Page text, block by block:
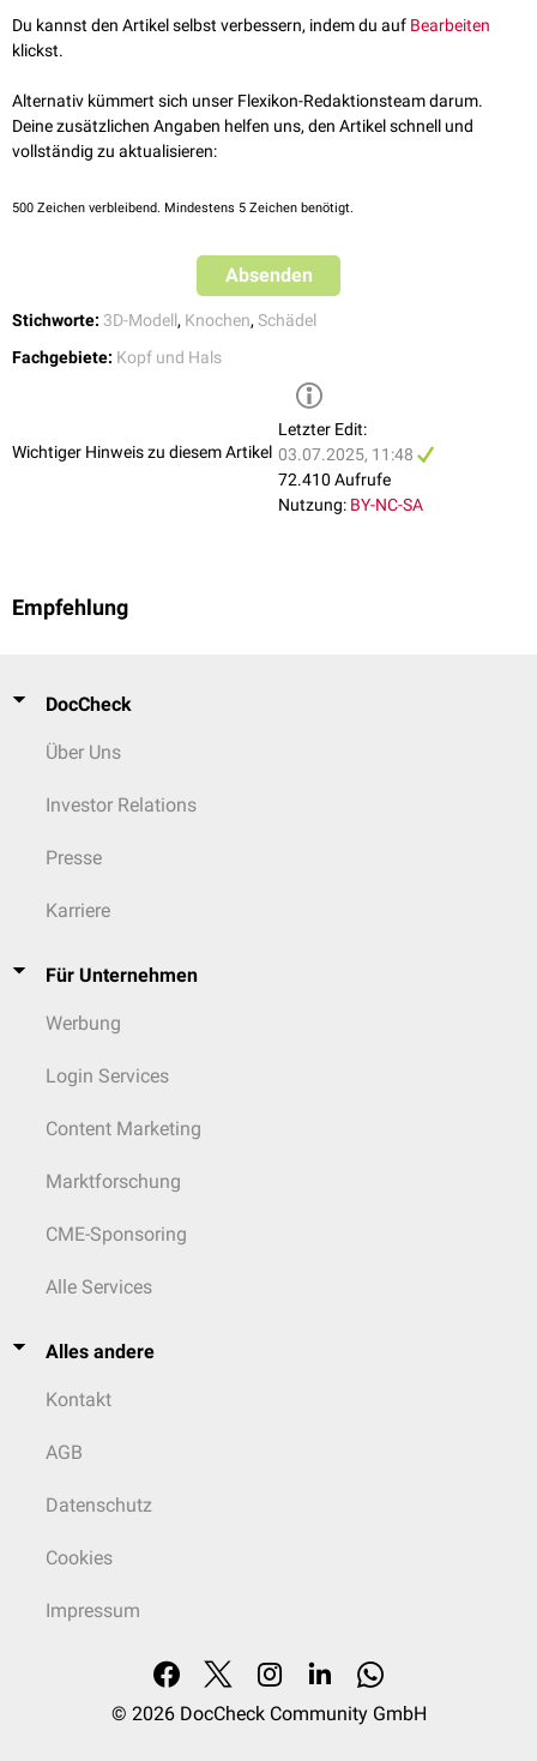
Hinterrand begrenzt die
Choanenöffnung
Die Lamina perpendicularis bildet zusammen mit der
An der posterior-inferioren Verbindung der Laminae liegt derProcessus
pyramidalisdes Os palatinum.
Du kannst den Artikel selbst verbessern, indem du auf Bearbeiten
klickst.
Alternativ kümmert sich unser Flexikon-Redaktionsteam darum.
Deine zusätzlichen Angaben helfen uns, den Artikel schnell und
vollständig zu aktualisieren:
500 Zeichen verbleibend. Mindestens 5 Zeichen benötigt.
Absenden
Stichworte: 3D-Modell, Knochen, Schädel
Fachgebiete: Kopf und Hals
Wichtiger Hinweis zu diesem Artikel
Letzter Edit:
03.07.2025, 11:48
72.410 Aufrufe
Nutzung: BY-NC-SA
Empfehlung
DocCheck
Über Uns
Investor Relations
Presse
Karriere
Für Unternehmen
Werbung
Login Services
Content Marketing
Marktforschung
CME-Sponsoring
Alle Services
Alles andere
Kontakt
AGB
Datenschutz
Cookies
Impressum
© 2026 DocCheck Community GmbH